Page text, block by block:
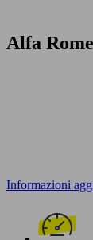
Alfa
Informazioni